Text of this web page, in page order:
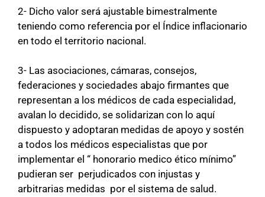
2- Dicho valor será ajustable bimestralmente
teniendo como referencia por el Índice inflacionario
en todo el territorio nacional.
3- Las asociaciones, cámaras, consejos,
federaciones y sociedades abajo firmantes que
representan a los médicos de cada especialidad,
avalan lo decidido, se solidarizan con lo aquí
dispuesto y adoptaran medidas de apoyo y sostén
a todos los médicos especialistas que por
implementar el “ honorario medico ético mínimo”
pudieran ser perjudicados con injustas y
arbitrarias medidas por el sistema de salud.